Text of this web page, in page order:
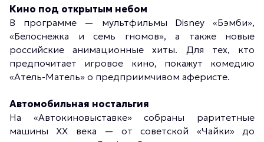
Кино под открытым небом
В программе — мультфильмы Disney «Бэмби»,
«Белоснежка и семь гномов», а также новые
российские анимационные хиты. Для тех, кто
предпочитает игровое кино, покажут комедию
«Атель-Матель» о предприимчивом аферисте.
Автомобильная ностальгия
На «Автокиновыставке» собраны раритетные
машины XX века — от советской «Чайки» до